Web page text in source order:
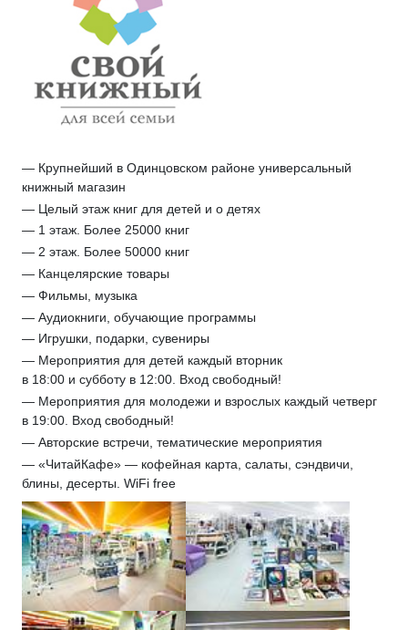
— Крупнейший в Одинцовском районе универсальный
книжный магазин
— Целый этаж книг для детей и о детях
— 1 этаж. Более 25000 книг
— 2 этаж. Более 50000 книг
— Канцелярские товары
— Фильмы, музыка
— Аудиокниги, обучающие программы
— Игрушки, подарки, сувениры
— Мероприятия для детей каждый вторник
в 18:00 и субботу в 12:00. Вход свободный!
— Мероприятия для молодежи и взрослых каждый четверг
в 19:00. Вход свободный!
— Авторские встречи, тематические мероприятия
— «ЧитайКафе» — кофейная карта, салаты, сэндвичи,
блины, десерты. WiFi free